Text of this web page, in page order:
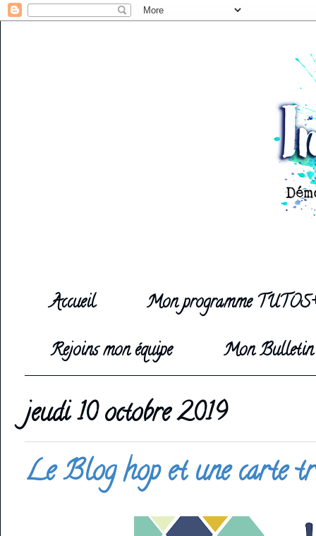
Accueil
Mon programme
Rejoins mon équipe
Mon
jeudi 10 octobre 2019
Le Blog hop et une carte